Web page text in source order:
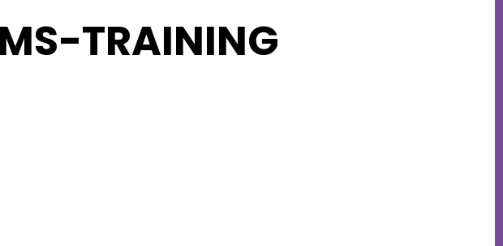
TRAINING